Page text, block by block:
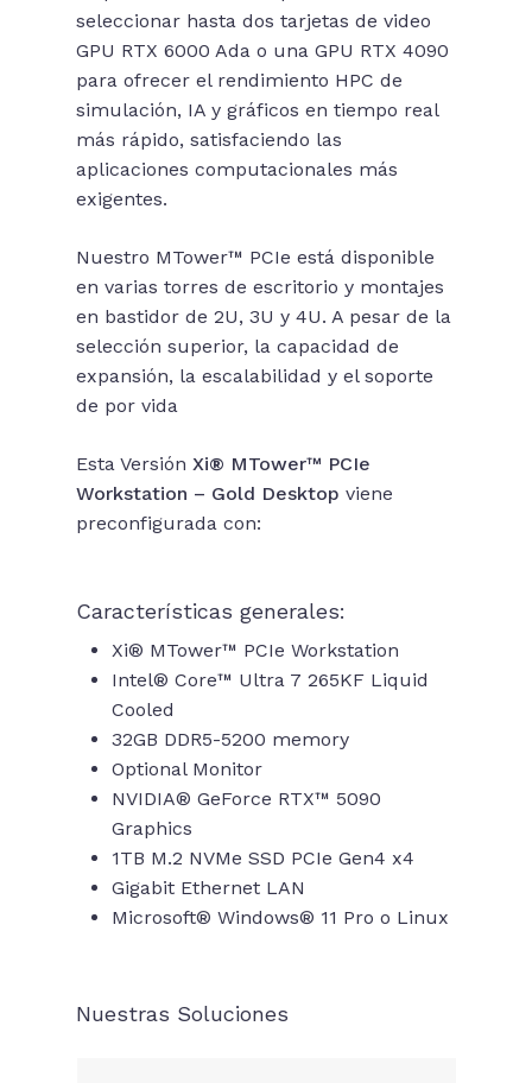
seleccionar hasta dos tarjetas de video
GPU RTX 6000 Ada o una GPU RTX 4090
para ofrecer el rendimiento HPC de
simulación, IA y gráficos en tiempo real
más rápido, satisfaciendo las
aplicaciones computacionales más
exigentes.
Nuestro MTower™ PCIe está disponible
en varias torres de escritorio y montajes
en bastidor de 2U, 3U y 4U. A pesar de la
selección superior, la capacidad de
expansión, la escalabilidad y el soporte
de por vida
Esta Versión Xi® MTower™ PCIe
Workstation – Gold Desktop viene
preconfigurada con:
Características generales:
Xi® MTower™ PCIe Workstation
Intel® Core™ Ultra 7 265KF Liquid
Cooled
32GB DDR5-5200 memory
Optional Monitor
NVIDIA® GeForce RTX™ 5090
Graphics
1TB M.2 NVMe SSD PCIe Gen4 x4
Gigabit Ethernet LAN
Microsoft® Windows® 11 Pro o Linux
Nuestras Soluciones